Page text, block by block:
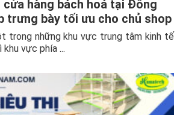
hàng bách hoá tại Đồng
trưng bày tối ưu cho chủ shop
trong những khu vực trung tâm kinh tế
vực phía ...